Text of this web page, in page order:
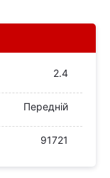
2.4
Передній
91721